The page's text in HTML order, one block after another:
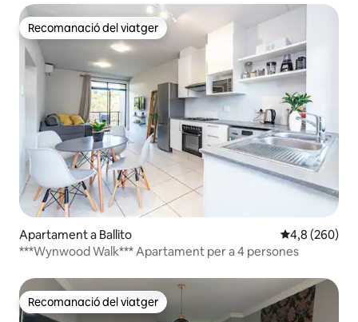
Recomanació del viatger
Recomanació del viatger
Apartament a Ballito 4,8 de
4,8 (260)
***Wynwood Walk*** Apartament per a 4 persones
Recomanació del viatger
Recomanació del viatger